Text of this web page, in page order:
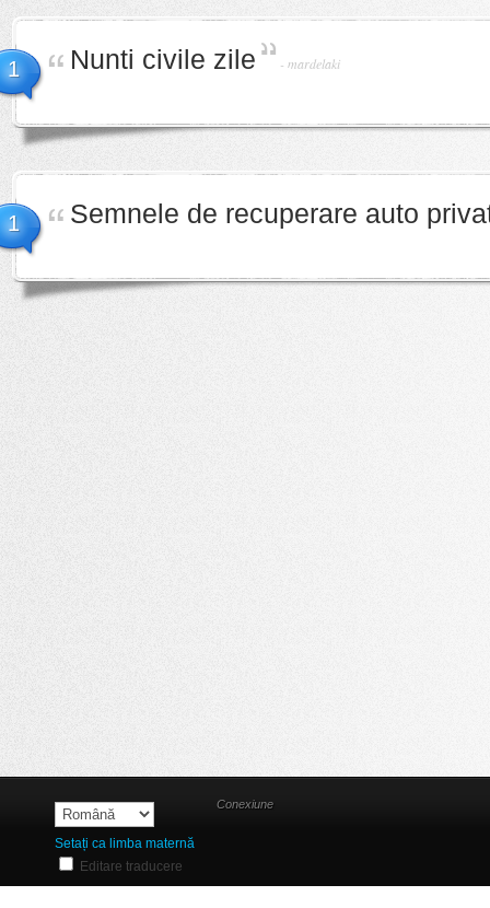
1 Nunti civile zile - mardelaki
1 Semnele de recuperare auto
Setați ca limba maternă
Editare traducere
Conexiune